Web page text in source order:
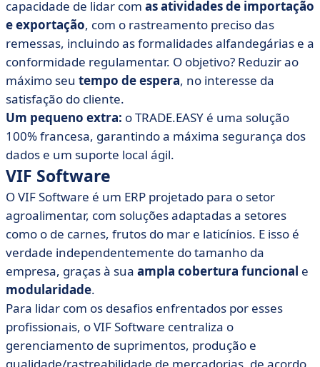
capacidade de lidar com as atividades de importação
e exportação, com o rastreamento preciso das
remessas, incluindo as formalidades alfandegárias e a
conformidade regulamentar. O objetivo? Reduzir ao
máximo seu tempo de espera, no interesse da
satisfação do cliente.
Um pequeno extra: o TRADE.EASY é uma solução
100% francesa, garantindo a máxima segurança dos
dados e um suporte local ágil.
VIF Software
O VIF Software é um ERP projetado para o setor
agroalimentar, com soluções adaptadas a setores
como o de carnes, frutos do mar e laticínios. E isso é
verdade independentemente do tamanho da
empresa, graças à sua ampla cobertura funcional e
modularidade.
Para lidar com os desafios enfrentados por esses
profissionais, o VIF Software centraliza o
gerenciamento de suprimentos, produção e